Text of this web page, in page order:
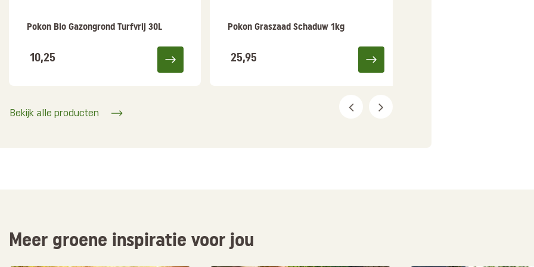
Pokon Bio Gazongrond Turfvrij 30L
10,25
Pokon Graszaad Schaduw 1kg
25,95
Bekijk alle producten
Meer groene inspiratie voor jou